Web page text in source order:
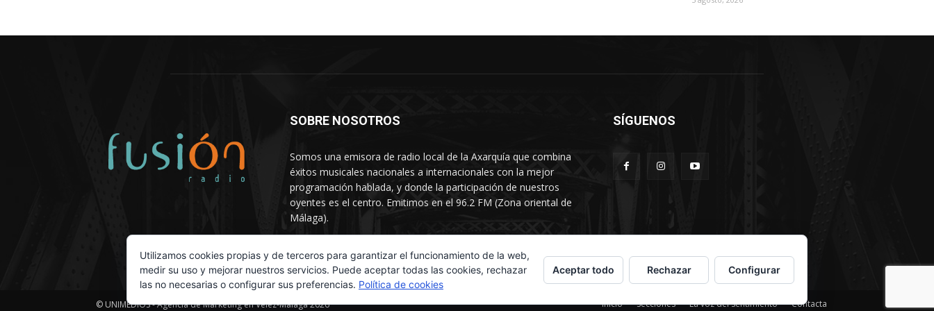
SOBRE NOSOTROS
Somos una emisora de radio local de la Axarquía que combina
éxitos musicales nacionales a internacionales con la mejor
programación hablada, y donde la participación de nuestros
oyentes es el centro. Emitimos en el 96.2 FM (Zona oriental de
Málaga).
SÍGUENOS
© UNIMEDIOS - Agencia de Marketing en Vélez-Málaga 2026 Inicio Secciones La voz del sentimiento Contacta
Utilizamos cookies propias y de terceros para garantizar el funcionamiento de la web,
medir su uso y mejorar nuestros servicios. Puede aceptar todas las cookies, rechazar
las no necesarias o configurar sus preferencias. Política de cookies
Aceptar todo Rechazar Configurar